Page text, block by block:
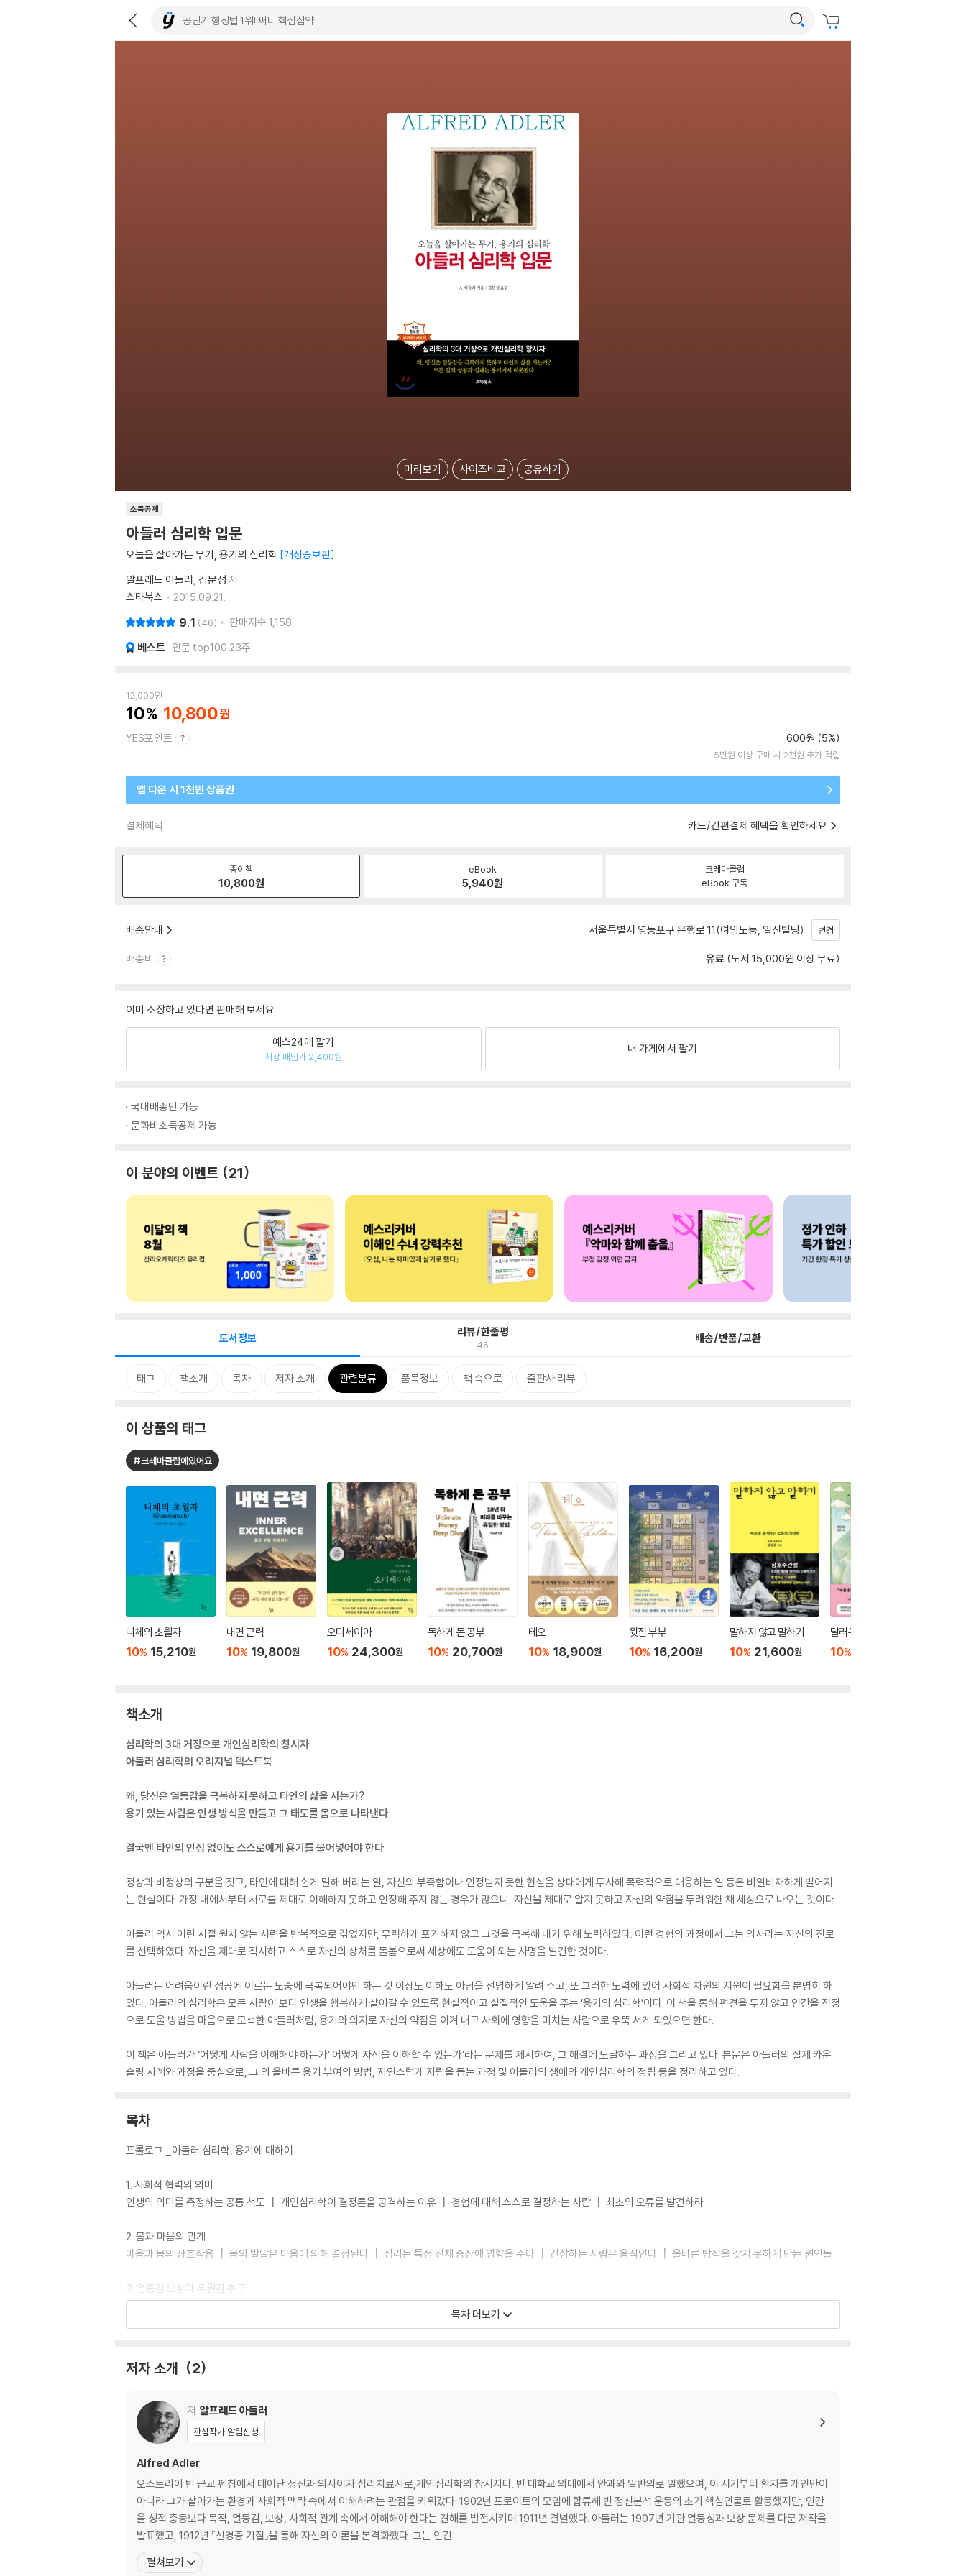
미리보기 사이즈비교 공유하기
소득공제
아들러 심리학 입문
오늘을 살아가는 무기, 용기의 심리학 개정증보판
알프레드 아들러 김문성 저
스타북스
2015.09.21.
9.1 46 판매지수 1,158
베스트 인문 top100 23주
12,000원
10 10,800
YES포인트 600원 (5%)
5만원 이상 구매 시 2천원 추가 적립
앱 다운 시 1천원 상품권
결제혜택 카드/간편결제 혜택을 확인하세요
종이책
10,800원
eBook
5,940원
크레마클럽
eBook 구독
배송안내 서울특별시 영등포구 은행로 11(여의도동, 일신빌딩) 변경
배송비 유료 (도서 15,000원 이상 무료)
이미 소장하고 있다면 판매해 보세요.
예스24에 팔기
최상 매입가 2,400원
내 가게에서 팔기
국내배송만 가능
문화비소득공제 가능
이 분야의 이벤트 21
도서정보 리뷰/한줄평
46 배송/반품/교환
태그 책소개 목차 저자 소개 관련분류 품목정보 책 속으로 출판사 리뷰
이 상품의 태그
#크레마클럽에있어요
니체의 초월자
10% 15,210원
내면 근력
10% 19,800원
오디세이아
10% 24,300원
독하게 돈 공부
10% 20,700원
테오
10% 18,900원
윗집 부부
10% 16,200원
말하지 않고 말하기
10% 21,600원
달러구트 꿈 백화점 0
10%
책소개
심리학의 3대 거장으로 개인심리학의 창시자
아들러 심리학의 오리지널 텍스트북
왜, 당신은 열등감을 극복하지 못하고 타인의 삶을 사는가?
용기 있는 사람은 인생 방식을 만들고 그 태도를 몸으로 나타낸다
결국엔 타인의 인정 없이도 스스로에게 용기를 불어넣어야 한다
정상과 비정상의 구분을 짓고, 타인에 대해 쉽게 말해 버리는 일, 자신의 부족함이나 인정받지 못한 현실을 상대에게 투사해 폭력적으로 대응하는 일 등은 비일비재하게 벌어지
는 현실이다. 가정 내에서부터 서로를 제대로 이해하지 못하고 인정해 주지 않는 경우가 많으니, 자신을 제대로 알지 못하고 자신의 약점을 두려워한 채 세상으로 나오는 것이다.
아들러 역시 어린 시절 원치 않는 시련을 반복적으로 겪었지만, 무력하게 포기하지 않고 그것을 극복해 내기 위해 노력하였다. 이런 경험의 과정에서 그는 의사라는 자신의 진로
를 선택하였다. 자신을 제대로 직시하고 스스로 자신의 상처를 돌봄으로써 세상에도 도움이 되는 사명을 발견한 것이다.
아들러는 어려움이란 성공에 이르는 도중에 극복되어야만 하는 것 이상도 이하도 아님을 선명하게 알려 주고, 또 그러한 노력에 있어 사회적 차원의 지원이 필요함을 분명히 하
였다. 아들러의 심리학은 모든 사람이 보다 인생을 행복하게 살아갈 수 있도록 현실적이고 실질적인 도움을 주는 ‘용기의 심리학’이다. 이 책을 통해 편견을 두지 않고 인간을 진정
으로 도울 방법을 마음으로 모색한 아들러처럼, 용기와 의지로 자신의 약점을 이겨 내고 사회에 영향을 미치는 사람으로 우뚝 서게 되었으면 한다.
이 책은 아들러가 ‘어떻게 사람을 이해해야 하는가’ 어떻게 자신을 이해할 수 있는가’라는 문제를 제시하여, 그 해결에 도달하는 과정을 그리고 있다. 본문은 아들러의 실제 카운
슬링 사례와 과정을 중심으로, 그 외 올바른 용기 부여의 방법, 자연스럽게 자립을 돕는 과정 및 아들러의 생애와 개인심리학의 정립 등을 정리하고 있다.
목차
프롤로그 _아들러 심리학, 용기에 대하여
1. 사회적 협력의 의미
인생의 의미를 측정하는 공통 척도 ┃ 개인심리학이 결정론을 공격하는 이유 ┃ 경험에 대해 스스로 결정하는 사람 ┃ 최초의 오류를 발견하라
2. 몸과 마음의 관계
마음과 몸의 상호작용 ┃ 몸의 발달은 마음에 의해 결정된다 ┃ 심리는 특정 신체 증상에 영향을 준다 ┃ 긴장하는 사람은 움직인다 ┃ 올바른 방식을 갖지 못하게 만든 원인들
3. 열등감 보상과 우월감 추구
기만하려 들면 축적된다 ┃ 자신을 개선하려는 모든 노력의 결과 ┃ 우월 목표를 달성하려는 원망(願望) ┃ 열등감은 부모의 영향을 받는다
사람이 꿈을 통해 기대하는 것 ┃ 꿈의 목적은 무엇인가 ┃ 꿈은 현실과 어느 정도 관계가 있는가 ┃ 타인을 지배하려는 사람은 친구가 없다 ┃ 긴장감이 무조건적인 위험 요소
는 아니다
6. 어려움을 해방시키는 용기
불완전함을 극복하기 위한 올바른 수단 ┃ 협력하도록 훈련되지 않은 아이 ┃ 모든 표현은 문제 해결에 도움이 된다 ┃ 사람은 인생 방식을 강화하려는 모든 수단을 준비한다 ┃
상처의 두려움을 극복하게 하는 치료
● 알프레드 아들러의 생애와 사상
┃ 아들러가 세상에 미친 영향
목차 더보기
저자 소개 2
저 알프레드 아들러
관심작가 알림신청
Alfred Adler
오스트리아 빈 근교 펜칭에서 태어난 정신과 의사이자 심리치료사로,개인심리학의 창시자다. 빈 대학교 의대에서 안과와 일반의로 일했으며, 이 시기부터 환자를 개인만이
아니라 그가 살아가는 환경과 사회적 맥락 속에서 이해하려는 관점을 키워갔다. 1902년 프로이트의 모임에 합류해 빈 정신분석 운동의 초기 핵심인물로 활동했지만, 인간
을 성적 충동보다 목적, 열등감, 보상, 사회적 관계 속에서 이해해야 한다는 견해를 발전시키며 1911년 결별했다. 아들러는 1907년 기관 열등성과 보상 문제를 다룬 저작을
발표했고, 1912년 『신경증 기질』을 통해 자신의 이론을 본격화했다. 그는 인간
펼쳐보기